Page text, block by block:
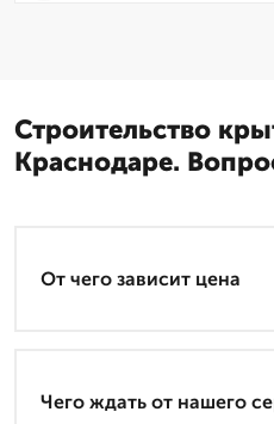
Строительство
Краснодаре.
От чего зависит цена
Чего ждать от нашего